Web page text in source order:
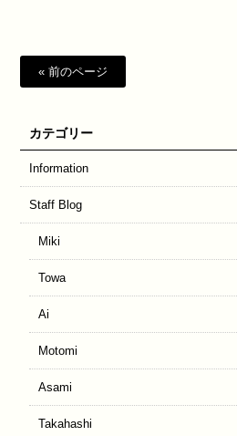
« 前のページ
カテゴリー
Information
Staff Blog
Miki
Towa
Ai
Motomi
Asami
Takahashi